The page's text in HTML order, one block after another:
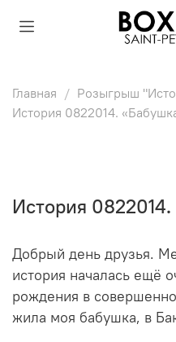
Главная
Розыгрыш
История 0822014.
История
Добрый день друзья.
история началась ещё
рождения в
жила моя бабушка, в